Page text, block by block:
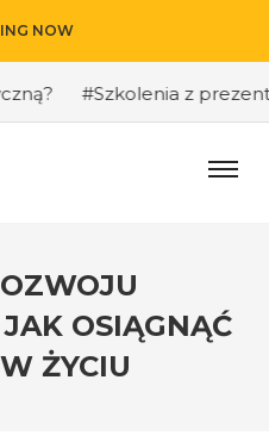
NOW
#Szkolenia z prezentacji
OSIĄGNĄĆ
ŻYCIU